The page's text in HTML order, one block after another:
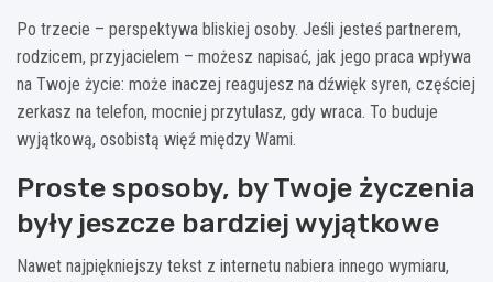
Po trzecie – perspektywa bliskiej osoby. Jeśli jesteś partnerem,
rodzicem, przyjacielem – możesz napisać, jak jego praca wpływa
na Twoje życie: może inaczej reagujesz na dźwięk syren, częściej
zerkasz na telefon, mocniej przytulasz, gdy wraca. To buduje
wyjątkową, osobistą więź między Wami.
Proste sposoby, by Twoje życzenia
były jeszcze bardziej wyjątkowe
Nawet najpiękniejszy tekst z internetu nabiera innego wymiaru,